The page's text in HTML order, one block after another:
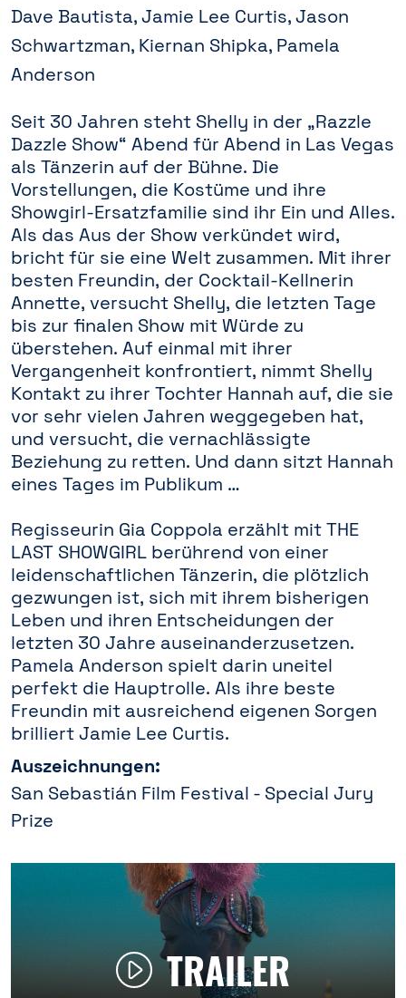
Dave Bautista, Jamie Lee Curtis, Jason
Schwartzman, Kiernan Shipka, Pamela
Anderson
Seit 30 Jahren steht Shelly in der „Razzle
Dazzle Show“ Abend für Abend in Las Vegas
als Tänzerin auf der Bühne. Die
Vorstellungen, die Kostüme und ihre
Showgirl-Ersatzfamilie sind ihr Ein und Alles.
Als das Aus der Show verkündet wird,
bricht für sie eine Welt zusammen. Mit ihrer
besten Freundin, der Cocktail-Kellnerin
Annette, versucht Shelly, die letzten Tage
bis zur finalen Show mit Würde zu
überstehen. Auf einmal mit ihrer
Vergangenheit konfrontiert, nimmt Shelly
Kontakt zu ihrer Tochter Hannah auf, die sie
vor sehr vielen Jahren weggegeben hat,
und versucht, die vernachlässigte
Beziehung zu retten. Und dann sitzt Hannah
eines Tages im Publikum …
Regisseurin Gia Coppola erzählt mit THE
LAST SHOWGIRL berührend von einer
leidenschaftlichen Tänzerin, die plötzlich
gezwungen ist, sich mit ihrem bisherigen
Leben und ihren Entscheidungen der
letzten 30 Jahre auseinanderzusetzen.
Pamela Anderson spielt darin uneitel
perfekt die Hauptrolle. Als ihre beste
Freundin mit ausreichend eigenen Sorgen
brilliert Jamie Lee Curtis.
Auszeichnungen:
San Sebastián Film Festival - Special Jury
Prize
TRAILER